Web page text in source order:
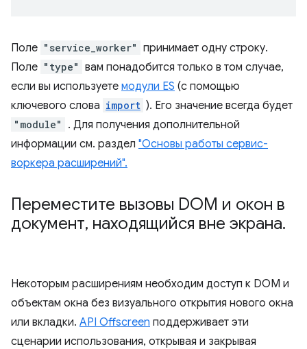
Поле "service_worker" принимает одну строку.
Поле "type" вам понадобится только в том случае,
если вы используете модули ES (с помощью
ключевого слова import ). Его значение всегда будет
"module"
. Для получения дополнительной
информации см. раздел "Основы работы сервис-
воркера расширений".
Переместите вызовы DOM и окон в
документ, находящийся вне экрана.
Некоторым расширениям необходим доступ к DOM и
объектам окна без визуального открытия нового окна
или вкладки. API Offscreen поддерживает эти
сценарии использования, открывая и закрывая